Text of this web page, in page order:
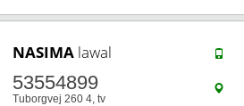
NASIMA lawal
53554899
Tuborgvej 260 4, tv